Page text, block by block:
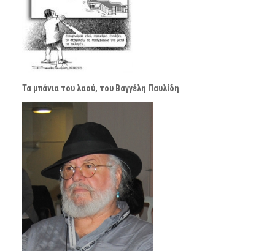
Τα μπάνια του λαού, του Βαγγέλη Παυλίδη